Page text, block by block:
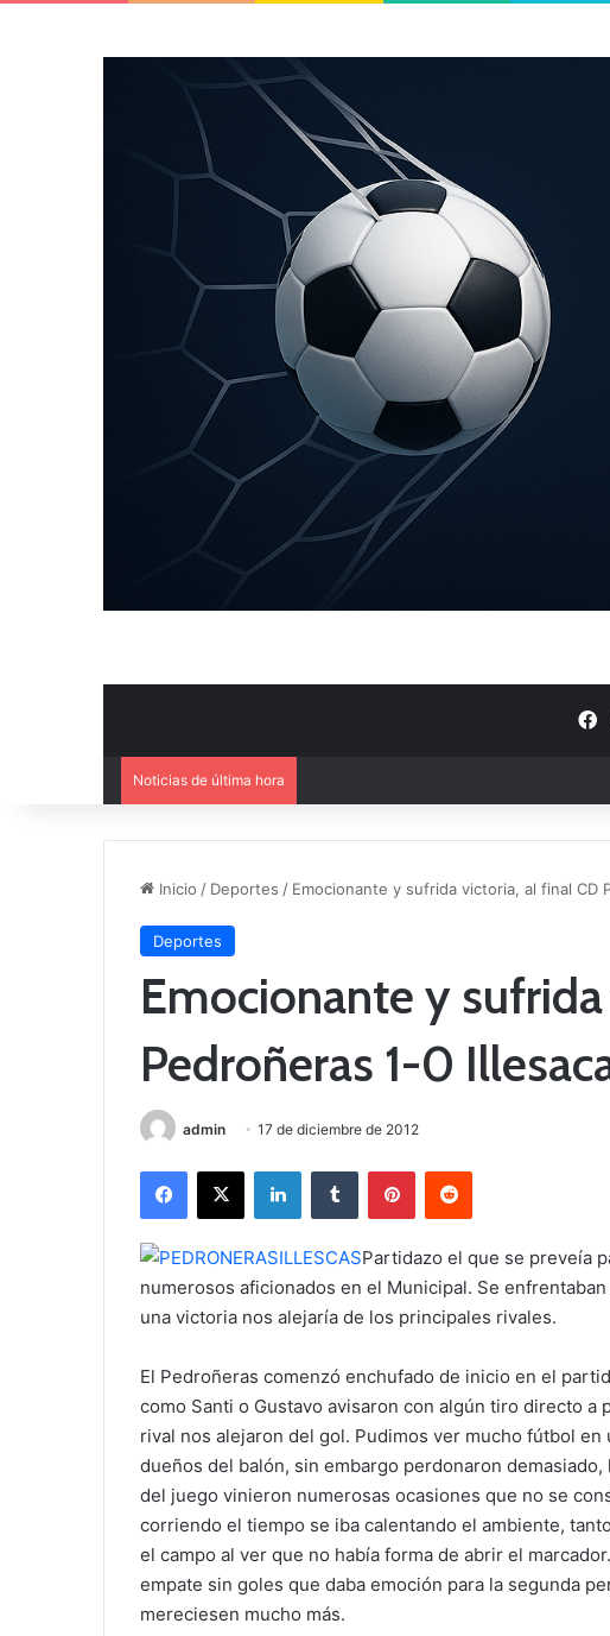
Noticias de última hora
Inicio / Deportes / Emocionante y sufrida victoria, al final CD
Deportes
Emocionante y
Pedroñeras 1-0
admin 17 de diciembre de 2012
Partidazo el que se preveía
numerosos aficionados en el Municipal. Se
una victoria nos alejaría de los principales rivales.
El Pedroñeras comenzó enchufado de inicio en el
como Santi o Gustavo avisaron con algún tiro directo
rival nos alejaron del gol. Pudimos ver mucho fútbol
dueños del balón, sin embargo perdonaron
del juego vinieron numerosas ocasiones que no se
corriendo el tiempo se iba calentando el ambiente,
el campo al ver que no había forma de abrir el
empate sin goles que daba emoción para la segunda
mereciesen mucho más.